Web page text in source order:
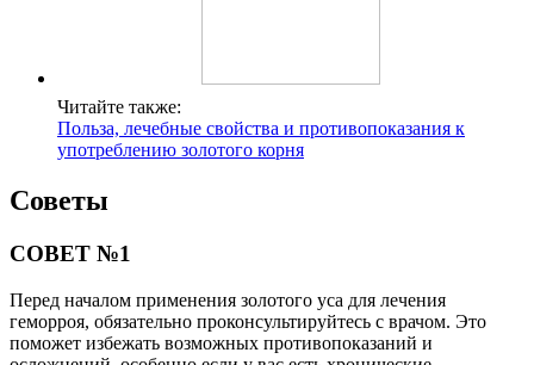
Читайте также:
Польза, лечебные свойства и противопоказания к
употреблению золотого корня
Советы
СОВЕТ №1
Перед началом применения золотого уса для лечения
геморроя, обязательно проконсультируйтесь с врачом. Это
поможет избежать возможных противопоказаний и